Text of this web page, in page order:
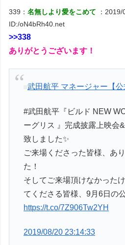
339：名無しより愛をこめて
：
ID:/oN4bRh40.net
>>338
ありがとうございます！
武田航平 マネージャー【公
#武田航平『ビルド NEW
ーグリス 』完成披露上映会
致しました✨
ご来場くださった皆様、あ
た！
そしてご来場頂けなかった
てくださる皆様、9月6日の
https://t.co/7Z906Tw2YH
2019/08/20 23:14:33